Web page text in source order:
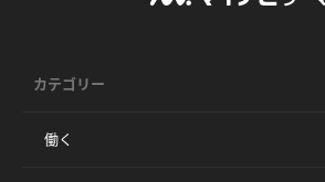
カテゴリー
働く